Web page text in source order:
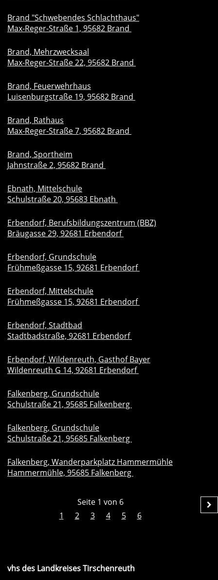
Brand "Schwebendes Schlachthaus"
Max-Reger-Straße 1, 95682 Brand
Brand, Mehrzwecksaal
Max-Reger-Straße 22, 95682 Brand
Brand, Feuerwehrhaus
Luisenburgstraße 19, 95682 Brand
Brand, Rathaus
Max-Reger-Straße 7, 95682 Brand
Brand, Sportheim
Jahnstraße 2, 95682 Brand
Ebnath, Mittelschule
Schulstraße 20, 95683 Ebnath
Erbendorf, Berufsbildungszentrum (BBZ)
Bräugasse 29, 92681 Erbendorf
Erbendorf, Grundschule
Frühmeßgasse 15, 92681 Erbendorf
Erbendorf, Mittelschule
Frühmeßgasse 15, 92681 Erbendorf
Erbendorf, Stadtbad
Stadtbadstraße, 92681 Erbendorf
Erbendorf, Wildenreuth, Gasthof Bayer
Wildenreuth G 14, 92681 Erbendorf
Falkenberg, Grundschule
Schulstraße 21, 95685 Falkenberg
Falkenberg, Grundschule
Schulstraße 21, 95685 Falkenberg
Falkenberg, Wanderparkplatz Hammermühle
Hammermühle, 95685 Falkenberg
Seite 1 von 6
1
2 3 4 5 6
vhs des Landkreises Tirschenreuth